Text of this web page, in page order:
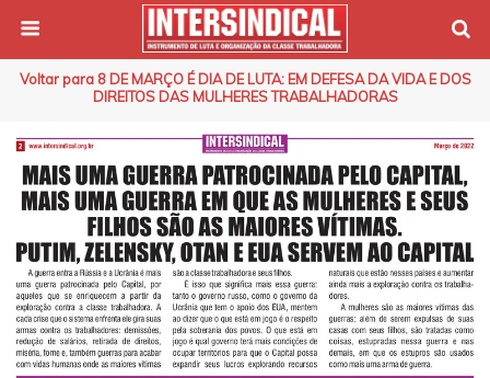
Voltar para 8 DE MARÇO É DIA DE LUTA: EM DEFESA DA VIDA E DOS
DIREITOS DAS MULHERES TRABALHADORAS